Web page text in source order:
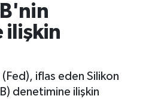
ilişkin
iflas eden Silikon
denetimine ilişkin